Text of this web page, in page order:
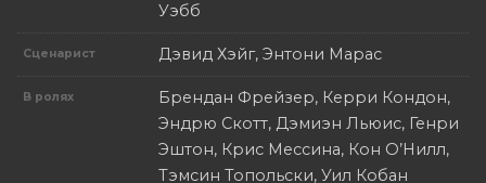
Уэбб
Сценарист Дэвид Хэйг, Энтони Марас
В ролях
Брендан Фрейзер, Керри Кондон,
Эндрю Скотт, Дэмиэн Льюис, Генри
Эштон, Крис Мессина, Кон О’Нилл,
Тэмсин Топольски, Уил Кобан